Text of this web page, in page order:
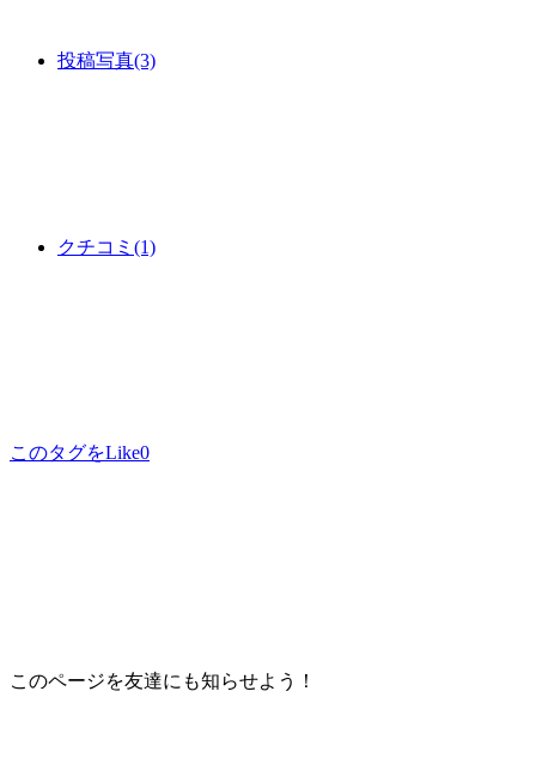
投稿写真(3)
クチコミ (1)
このタグをLike0
このページを友達にも知らせよう！